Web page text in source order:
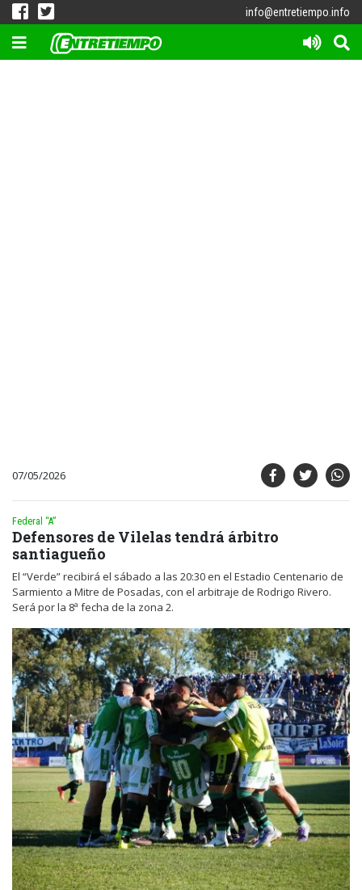
info@entretiempo.info
07/05/2026
Federal “A”
Defensores de Vilelas tendrá árbitro
santiagueño
El “Verde” recibirá el sábado a las 20:30 en el Estadio Centenario de
Sarmiento a Mitre de Posadas, con el arbitraje de Rodrigo Rivero.
Será por la 8ª fecha de la zona 2.